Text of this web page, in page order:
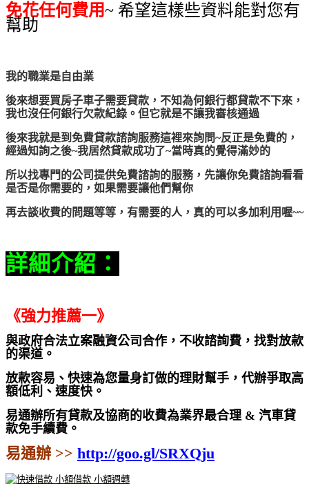
免花任何費用~ 希望這樣些資料能對您有
幫助
我的職業是自由業
後來想要買房子車子需要貸款，不知為何銀行都貸款不下來，
我也沒任何銀行欠款紀錄。但它就是不讓我審核通過
後來我就是到免費貸款諮詢服務這裡來詢問~反正是免費的，
經過知詢之後~我居然貸款成功了~當時真的覺得滿妙的
所以找專門的公司提供免費諮詢的服務，先讓你免費諮詢看看
是否是你需要的，如果需要讓他們幫你
再去談收費的問題等等，有需要的人，真的可以多加利用喔~~
詳細介紹：
《強力推薦一》
與政府合法立案融資公司合作，不收諮詢費，找對放款
的渠道。
放款容易、快速為您量身訂做的理財幫手，代辦爭取高
額低利、速度快。
易通辦所有貸款及協商的收費為業界最合理 & 汽車貸
款免手續費。
易通辦 >> http://goo.gl/SRXQju